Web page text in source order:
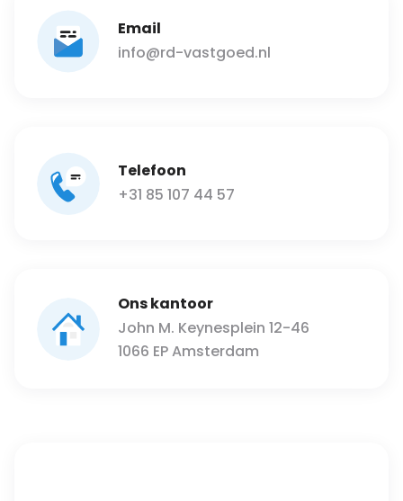
Email
info@rd-vastgoed.nl
Telefoon
+31 85 107 44 57
Ons kantoor
John M. Keynesplein 12-46
1066 EP Amsterdam